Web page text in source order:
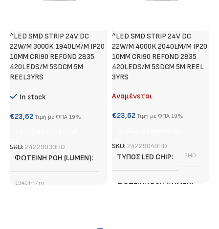
^LED SMD STRIP 24V DC
22W/M 3000K 1940LM/M IP20
10MM CRI90 REFOND 2835
420LEDS/M 5SDCM 5M
REEL3YRS
In stock
€23,62 Τιμή με ΦΠΑ 19%
SKU: 24229030HD
ΦΩΤΕΙΝΉ ΡΟΉ (LUMEN)
1940 lm/ m
^LED SMD STRIP 24V DC
22W/M 4000K 2040LM/M IP20
10MM CRI90 REFOND 2835
420LEDS/M 5SDCM 5M REEL
3YRS
Αναμένεται
€23,62 Τιμή με ΦΠΑ 19%
SKU: 24229040HD
ΤΎΠΟΣ LED CHIP SMD
ΦΩΤΕΙΝΉ ΡΟΉ (LUMEN)